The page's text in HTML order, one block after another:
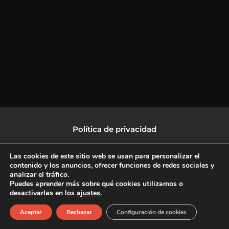
Política de privacidad
Política de protección de datos
F
a
c
X
-
L
i
n
I
n
s
Copyright © 2026 CulturalTV
Las cookies de este sitio web se usan para personalizar el
contenido y los anuncios, ofrecer funciones de redes sociales y
analizar el tráfico.
Puedes aprender más sobre qué cookies utilizamos o
desactivarlas en los ajustes.
Aceptar Rechazar Configuración de cookies